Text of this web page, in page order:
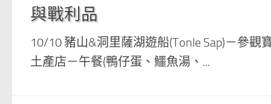
與戰利品
10/10 豬山&洞里薩湖遊船(Tonle Sap)－參觀
土產店－午餐(鴨仔蛋、鱷魚湯、...